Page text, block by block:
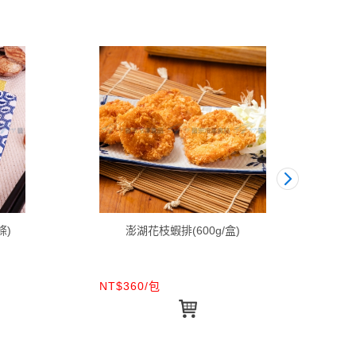
) 澎湖花枝蝦排(600g/盒)
NT$360/包